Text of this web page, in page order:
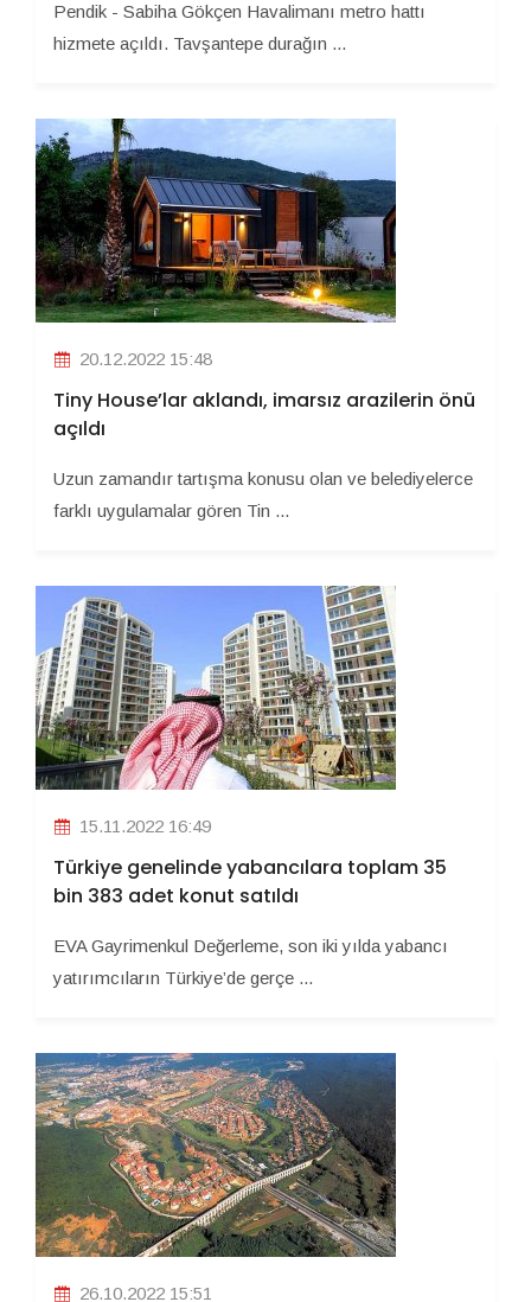
Pendik - Sabiha Gökçen Havalimanı metro hattı
hizmete açıldı. Tavşantepe durağın ...
20.12.2022 15:48
Tiny House’lar aklandı, imarsız arazilerin önü
açıldı
Uzun zamandır tartışma konusu olan ve belediyelerce
farklı uygulamalar gören Tin ...
15.11.2022 16:49
Türkiye genelinde yabancılara toplam 35
bin 383 adet konut satıldı
EVA Gayrimenkul Değerleme, son iki yılda yabancı
yatırımcıların Türkiye’de gerçe ...
26.10.2022 15:51